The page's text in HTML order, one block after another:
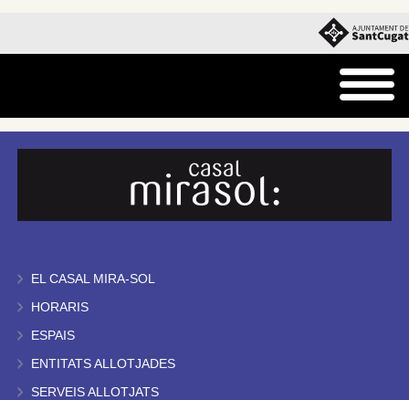
EL CASAL MIRA-SOL
HORARIS
ESPAIS
ENTITATS ALLOTJADES
SERVEIS ALLOTJATS